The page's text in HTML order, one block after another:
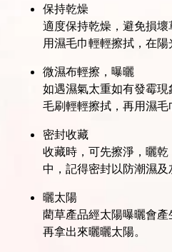
保持乾燥
適度保持乾燥，避免損壞
用濕毛巾輕輕擦拭，在陽
微濕布輕擦，曝曬
如遇濕氣太重如有發霉
毛刷輕輕擦拭，再用濕毛
密封收藏
收藏時，可先擦淨，曬
中，記得密封以防潮濕及
曬太陽
藺草產品經太陽曝曬會
再拿出來曬曬太陽。